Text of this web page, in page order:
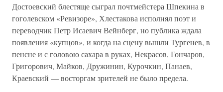
Достоевский блестяще сыграл почтмейстера Шпекина в
гоголевском «Ревизоре», Хлестакова исполнял поэт и
переводчик Петр Исаевич Вейнберг, но публика ждала
появления «купцов», и когда на сцену вышли Тургенев, в
пенсне и с головою сахара в руках, Некрасов, Гончаров,
Григорович, Майков, Дружинин, Курочкин, Панаев,
Краевский — восторгам зрителей не было предела.